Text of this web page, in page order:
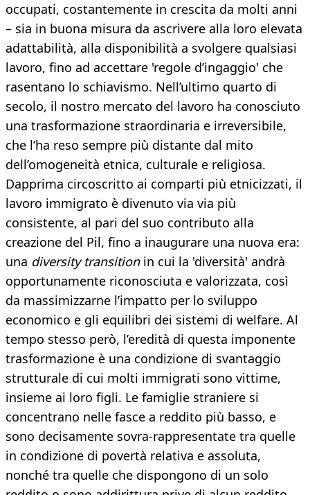
occupati, costantemente in crescita da molti anni
– sia in buona misura da ascrivere alla loro elevata
adattabilità, alla disponibilità a svolgere qualsiasi
lavoro, fino ad accettare 'regole d’ingaggio' che
rasentano lo schiavismo. Nell’ultimo quarto di
secolo, il nostro mercato del lavoro ha conosciuto
una trasformazione straordinaria e irreversibile,
che l’ha reso sempre più distante dal mito
dell’omogeneità etnica, culturale e religiosa.
Dapprima circoscritto ai comparti più etnicizzati, il
lavoro immigrato è divenuto via via più
consistente, al pari del suo contributo alla
creazione del Pil, fino a inaugurare una nuova era:
una diversity transitionin cui la 'diversità' andrà
opportunamente riconosciuta e valorizzata, così
da massimizzarne l’impatto per lo sviluppo
economico e gli equilibri dei sistemi di welfare. Al
tempo stesso però, l’eredità di questa imponente
trasformazione è una condizione di svantaggio
strutturale di cui molti immigrati sono vittime,
insieme ai loro figli. Le famiglie straniere si
concentrano nelle fasce a reddito più basso, e
sono decisamente sovra-rappresentate tra quelle
in condizione di povertà relativa e assoluta,
nonché tra quelle che dispongono di un solo